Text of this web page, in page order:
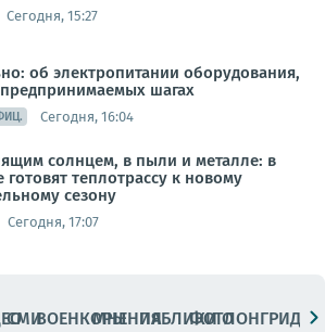
Сегодня, 15:27
об электропитании оборудования,
шагах
Сегодня, 16:04
солнцем, в пыли и металле: в
готовят теплотрассу к новому
сезону
Сегодня, 17:07
СМИВОЕНКОРЫМНЕНИЯПАБЛИКИ
ФОТОЛОНГРИДЫ